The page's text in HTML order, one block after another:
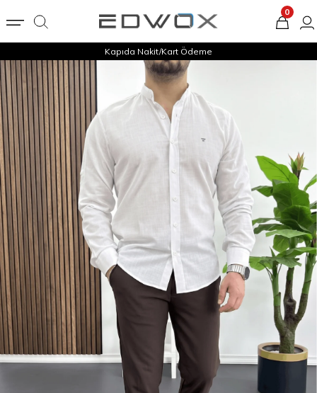
Kapıda Nakit/Kart Ödeme
0